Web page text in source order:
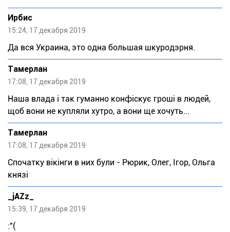
Ирбис
15:24, 17 декабря 2019
Да вся Украина, это одна большая шкуродэрня.
Тaмeрлан
17:08, 17 декабря 2019
Наша влада і так гуманно конфіскує гроші в людей,
щоб вони не купляли хутро, а вони ще хочуть...
Тaмeрлан
17:08, 17 декабря 2019
Спочатку вікінги в них були - Рюрик, Олег, Ігор, Ольга
князі
_jAZz_
15:39, 17 декабря 2019
:"(